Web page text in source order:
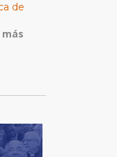
de